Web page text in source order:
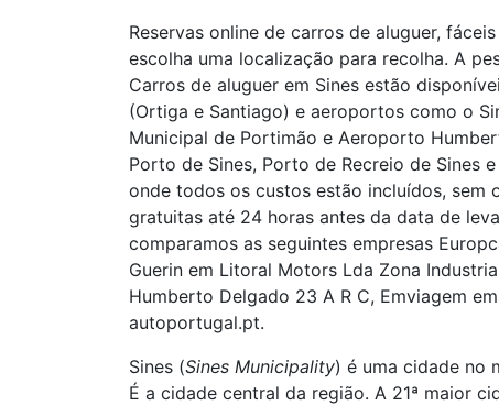
Reservas online de carros de aluguer,
escolha uma localização para recolha. A
Carros de aluguer em Sines estão
(Ortiga e Santiago) e aeroportos como o
Municipal de Portimão e Aeroporto
Porto de Sines, Porto de Recreio de Sines
onde todos os custos estão incluídos, sem
gratuitas até 24 horas antes da data de
comparamos as seguintes empresas
Guerin em Litoral Motors Lda Zona
Humberto Delgado 23 A R C, Emviagem
autoportugal.pt.
Sines (Sines Municipality) é uma cidade no
É a cidade central da região. A 21ª maior